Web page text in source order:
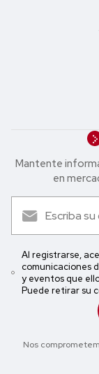
Mantente
en
Al registrarse,
comunicaciones
y eventos que
Puede retirar su
Nos